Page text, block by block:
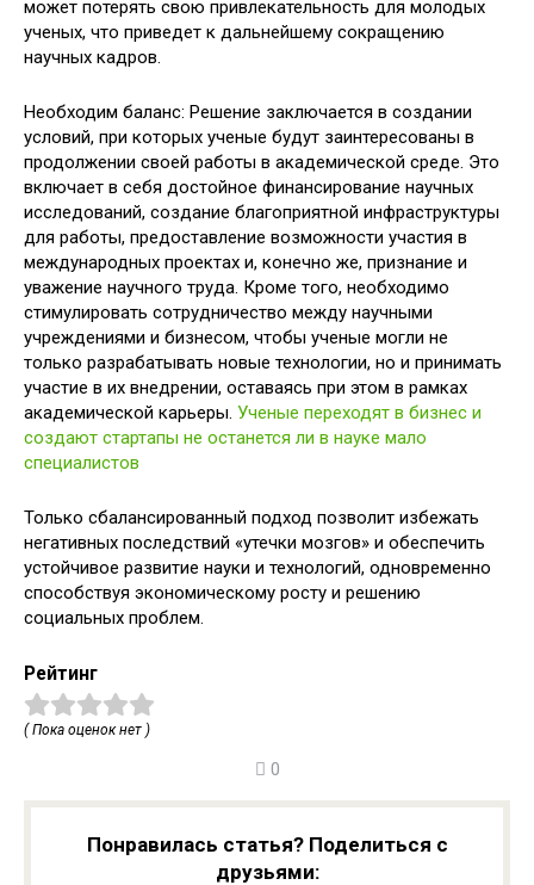
может потерять свою привлекательность для молодых
ученых, что приведет к дальнейшему сокращению
научных кадров.
Необходим баланс: Решение заключается в создании
условий, при которых ученые будут заинтересованы в
продолжении своей работы в академической среде. Это
включает в себя достойное финансирование научных
исследований, создание благоприятной инфраструктуры
для работы, предоставление возможности участия в
международных проектах и, конечно же, признание и
уважение научного труда. Кроме того, необходимо
стимулировать сотрудничество между научными
учреждениями и бизнесом, чтобы ученые могли не
только разрабатывать новые технологии, но и принимать
участие в их внедрении, оставаясь при этом в рамках
академической карьеры. Ученые переходят в бизнес и
создают стартапы не останется ли в науке мало
специалистов
Только сбалансированный подход позволит избежать
негативных последствий «утечки мозгов» и обеспечить
устойчивое развитие науки и технологий, одновременно
способствуя экономическому росту и решению
социальных проблем.
Рейтинг
( Пока оценок нет )
0
Понравилась статья? Поделиться с
друзьями: